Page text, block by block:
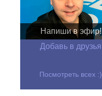
Напиши в эфир!
Добавь в друзья
Посмотреть всех :)